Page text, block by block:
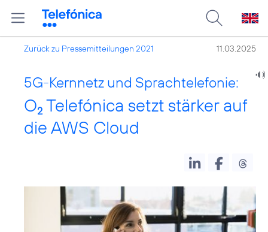
Zurück zu Pressemitteilungen 2021 11.03.2025
5G-Kernnetz und Sprachtelefonie:
O2 Telefónica setzt stärker auf
die AWS Cloud